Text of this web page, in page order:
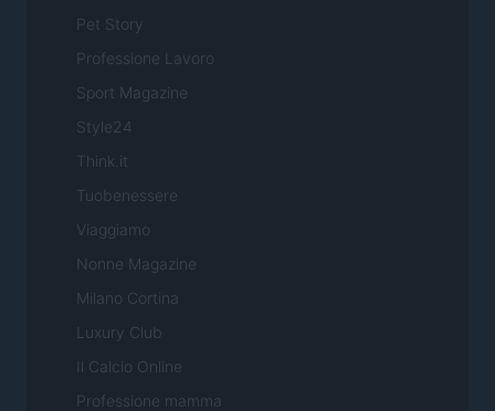
Pet Story
Professione Lavoro
Sport Magazine
Style24
Think.it
Tuobenessere
Viaggiamo
Nonne Magazine
Milano Cortina
Luxury Club
Il Calcio Online
Professione mamma